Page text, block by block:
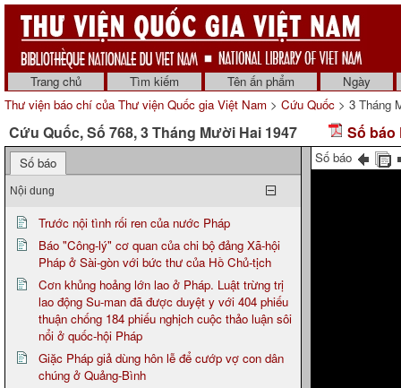
Trang chủ Tìm kiếm Tên ấn phẩm
Ngày
Thư viện báo chí của Thư viện Quốc gia Việt Nam > Cứu Quốc > 3 Tháng
Cứu Quốc, Số 768, 3 Tháng Mười Hai 1947 Số báo
Số báo
Nội dung
Trước nội tình rối ren của nước Pháp
Báo "Công-lý" cơ quan của chi bộ đảng Xã-hội
Pháp ở Sài-gòn với bức thư của Hồ Chủ-tịch
Cơn khủng hoảng lớn lao ở Pháp. Luật trừng trị
lao động Su-man đã được duyệt y với 404 phiếu
thuận chống 184 phiếu nghịch cuộc thảo luận sôi
nổi ở quốc-hội Pháp
Giặc Pháp giả dùng hôn lễ để cướp vợ con dân
chúng ở Quảng-Bình
Số báo